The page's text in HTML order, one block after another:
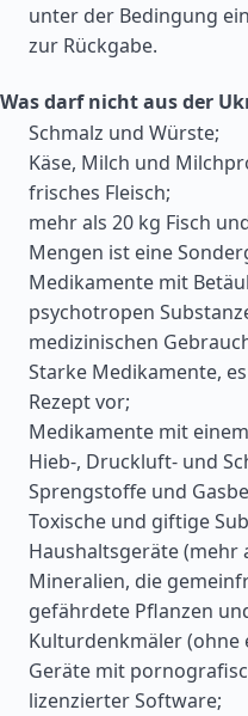
unter der Bedingung
zur Rückgabe.
Was darf nicht aus der
Schmalz und Würste;
Käse, Milch und
frisches Fleisch;
mehr als 20 kg Fisch
Mengen ist eine
Medikamente mit
psychotropen
medizinischen
Starke Medikamente,
Rezept vor;
Medikamente mit
Hieb-, Druckluft- und
Sprengstoffe und
Toxische und giftige
Haushaltsgeräte (mehr
Mineralien, die
gefährdete Pflanzen
Kulturdenkmäler (ohne
Geräte mit
lizenzierter Software;